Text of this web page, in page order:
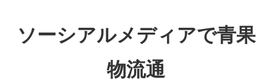
ソーシアルメディアで青果
物流通